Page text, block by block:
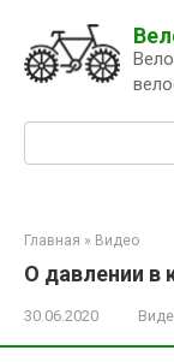
контенту
Главная » Видео
О давлении в
30.06.2020